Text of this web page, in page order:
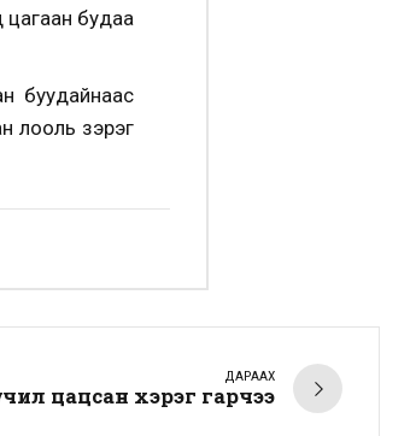
цагаан будаа
буудайнаас
лооль зэрэг
ДАРААХ
цацсан хэрэг гарчээ